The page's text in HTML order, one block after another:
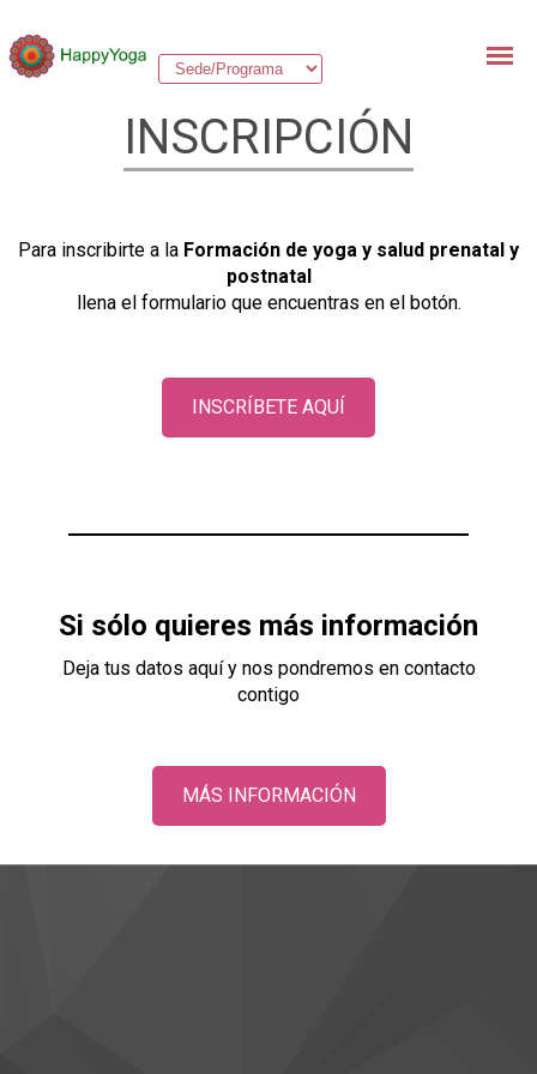
INSCRIPCIÓN
Para inscribirte a la Formación de yoga y salud prenatal y
postnatal
llena el formulario que encuentras en el botón.
INSCRÍBETE AQUÍ
Si sólo quieres más información
Deja tus datos aquí y nos pondremos en contacto
contigo
MÁS INFORMACIÓN